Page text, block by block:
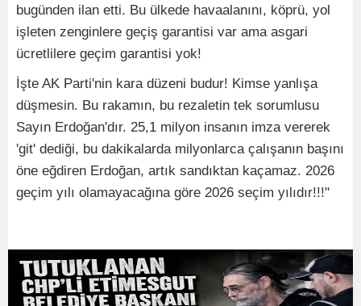
bugünden ilan etti. Bu ülkede havaalanını, köprü, yol
işleten zenginlere geçiş garantisi var ama asgari
ücretlilere geçim garantisi yok!
İşte AK Parti'nin kara düzeni budur! Kimse yanlışa
düşmesin. Bu rakamın, bu rezaletin tek sorumlusu
Sayın Erdoğan'dır. 25,1 milyon insanın imza vererek
'git' dediği, bu dakikalarda milyonlarca çalışanın başını
öne eğdiren Erdoğan, artık sandıktan kaçamaz. 2026
geçim yılı olamayacağına göre 2026 seçim yılıdır!!!"